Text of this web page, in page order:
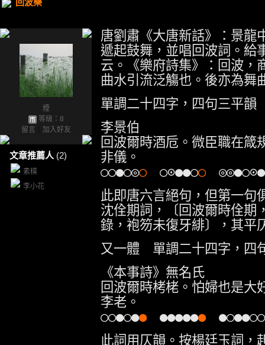
回波樂
煙
等級：8
留言
加入好友
文章推薦人 (2)
素樸
李小花
唐劉肅《大唐新話》：景龍
遞起鼓舞，並唱回波詞。給
云。《樂府詩集》：回波，
曲水引流泛觴也。後亦為舞
單調二十四字，四句三平韻
李景伯
回波爾時酒卮。微臣職在箴
非儀。
○○●○◎○○⊙●●○○
此即唐六言絕句，但第一句
沈佺期詞，〔回波爾時佺期
錄，袍笏未復牙緋〕，其平
又一體 單調二十四字，四
《本事詩》無名氏
回波爾時栲栳。怕婦也是大
李老。
○○●○●●●●●●●●
此詞用仄韻。按楊廷玉詞，